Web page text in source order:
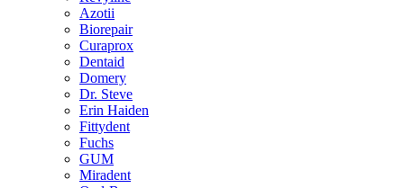
Azotii
Biorepair
Curaprox
Dentaid
Domery
Dr. Steve
Erin Haiden
Fittydent
Fuchs
GUM
Miradent